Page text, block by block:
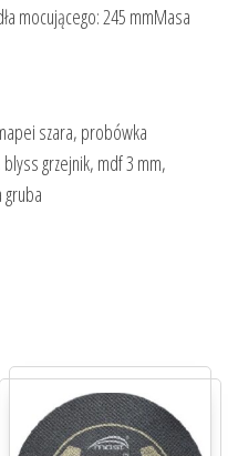
mocującego: 245 mmMasa
szara, probówka
grzejnik, mdf 3 mm,
gruba